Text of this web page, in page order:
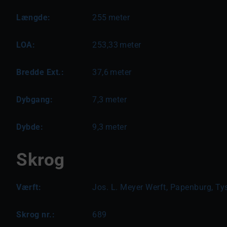
Længde: 255 meter
LOA: 253,33 meter
Bredde Ext.: 37,6 meter
Dybgang: 7,3 meter
Dybde: 9,3 meter
Skrog
Værft: Jos. L. Meyer Werft, Papenburg,
Skrog nr.: 689